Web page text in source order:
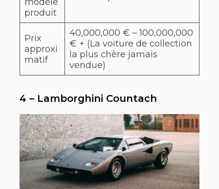
produit
Prix
approxi
matif
40,000,000 € – 100,000,000
€ + (La voiture de collection
la plus chère jamais
vendue)
4 – Lamborghini Countach